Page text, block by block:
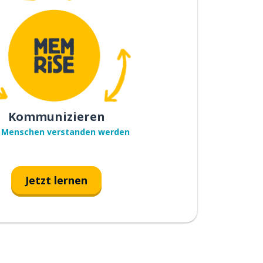
Kommunizieren
Menschen verstanden werden
Jetzt lernen